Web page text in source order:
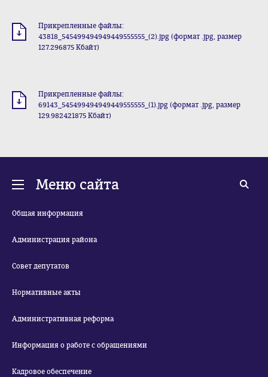
Прикрепленные файлы:
43818_545499494949449555555_(2).jpg (формат .jpg, размер
127.296875 Кбайт)
Прикрепленные файлы:
69143_545499494949449555555_(1).jpg (формат .jpg, размер
129.982421875 Кбайт)
Меню сайта
Общая информация
Администрация района
Совет депутатов
Нормативные акты
Административная реформа
Информация о работе с обращениями
Кадровое обеспечение